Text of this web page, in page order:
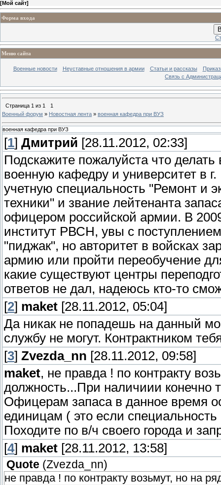
[Мой сайт]
Форма входа
Меню сайта
Военные новости Неуставные отношения в армии Статьи и рассказы
Связь с
Страница 1 из 1
1
Военный форум » Новостная лента » военная кафедра при ВУЗ
военная кафедра при ВУЗ
[1] Дмитрий [28.11.2012, 02:33]
Подскажите пожалуйста что
военную кафедру и университет в
учетную специальность "Ремонт и
техники" и звание лейтенанта
офицером российской армии. В
институт РВСН, увы с
"пиджак", но авторитет в войсках
армию или пройти переобучение
какие существуют центры
ответов не дал, надеюсь кто-то
[2] maket [28.11.2012, 05:04]
Да никак не попадешь на данный
службу не могут. Контрактником
[3] Zvezda_nn [28.11.2012, 09:58]
maket, не правда ! по контракту
должность...При наличиии конечно
Офицерам запаса в данное время
единицам ( это если
Походите по в/ч своего города и
[4] maket [28.11.2012, 13:58]
Quote (Zvezda_nn)
не правда ! по контракту возьмут, но на